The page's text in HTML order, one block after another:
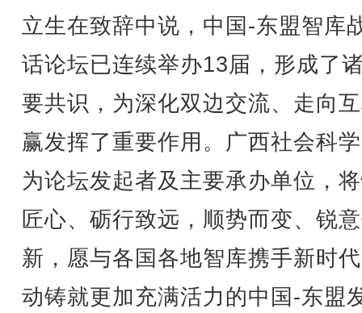
立生在致辞中说，中国-东盟智库
话论坛已连续举办13届，形成了
要共识，为深化双边交流、走向
赢发挥了重要作用。广西社会科
为论坛发起者及主要承办单位，
匠心、砺行致远，顺势而变、锐
新，愿与各国各地智库携手新时
动铸就更加充满活力的中国-东盟